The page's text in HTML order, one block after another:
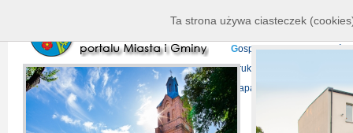
P
rojekty europejskie
Gospodarka
D ruki do pobrania
Mapa serwisu
Ta strona używa ciasteczek